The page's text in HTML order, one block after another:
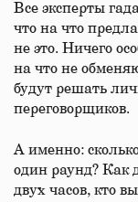
Все эксперты
что на что
не это. Ничего
на что не
будут решать
переговорщиков.
А именно:
один раунд? Как
двух часов, кто